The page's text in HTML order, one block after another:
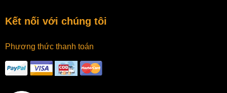
Kết nối với chúng tôi
Phương thức thanh toán